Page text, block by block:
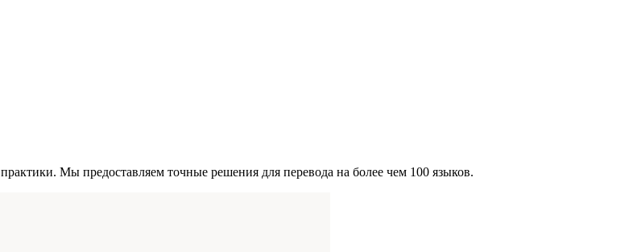
Мы предоставляем точные решения для перевода на более чем 100 языков.